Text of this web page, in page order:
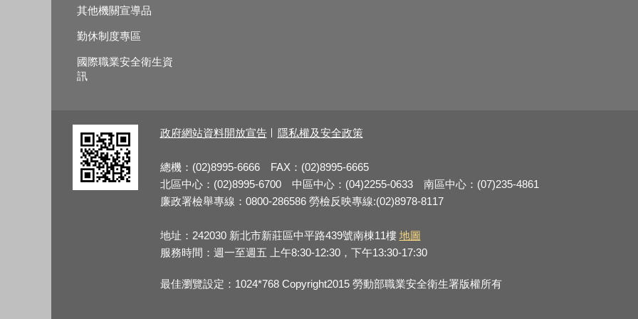
其他機關宣導品
勤休制度專區
國際職業安全衛生資
訊
政府網站資料開放宣告 隱私權及安全政策
總機：(02)8995-6666 FAX：(02)8995-6665
北區中心：(02)8995-6700 中區中心：(04)2255-0633 南區中心：(07)235-4861
廉政署檢舉專線：0800-286586 勞檢反映專線:(02)8978-8117
地址：242030 新北市新莊區中平路439號南棟11樓 地圖
服務時間：週一至週五 上午8:30-12:30，下午13:30-17:30
最佳瀏覽設定：1024*768 Copyright2015 勞動部職業安全衛生署版權所有